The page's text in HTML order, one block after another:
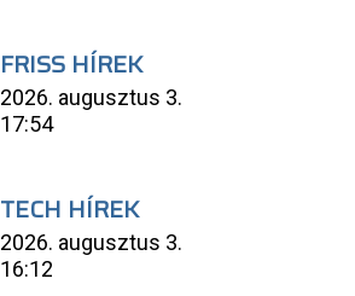
FRISS HÍREK
2026. augusztus 3.
17:54
TECH HÍREK
2026. augusztus 3.
16:12